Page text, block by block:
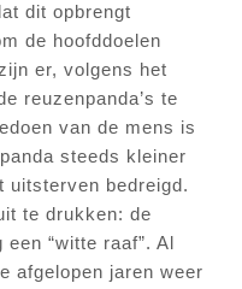
dit opbrengt
de hoofddoelen
er, volgens het
reuzenpanda’s te
van de mens is
steeds kleiner
uitsterven bedreigd.
te drukken: de
“witte raaf”. Al
afgelopen jaren weer